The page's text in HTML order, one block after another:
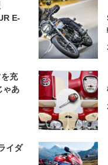
E-
充
ゃあ
イダ